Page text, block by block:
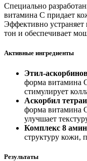
Специально
витамина С придает
Эффективно устраняет
тон и обеспечивает
Активные ингредиенты
Этил-
форма витамина
стимулирует
Аскорбил
форма витамина
улучшает
Комплекс 8
структуру кожи,
Результаты